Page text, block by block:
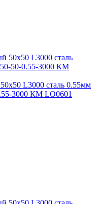
L3000 сталь 0.55мм
3000 КМ LO0601